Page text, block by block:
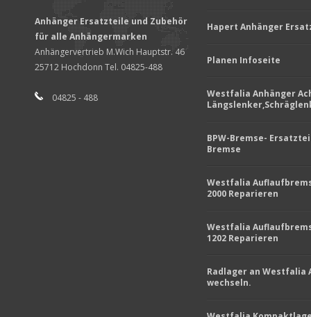
Anhänger Ersatzteile und Zubehör
für alle Anhängermarken
Anhängervertrieb M.Wich Hauptstr. 46
25712 Hochdonn Tel. 04825-488
04825 - 488
Hapert Anhänger
Planen Infoseite
Westfalia Anhänger
BPW-Bremse-
Bremse
Westfalia
2000 Reparieren
Westfalia
1202 Reparieren
Radlager an Westfalia
wechseln.